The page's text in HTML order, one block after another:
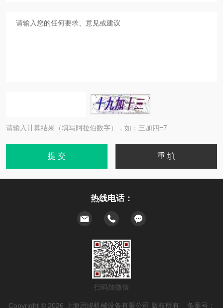
请输入计算结果（填写阿拉伯数字），如：三加四=7
热线电话：
扫码加微信
Copyright © 2026 上海思峻机械设备有限公司 版权所有 备案号：